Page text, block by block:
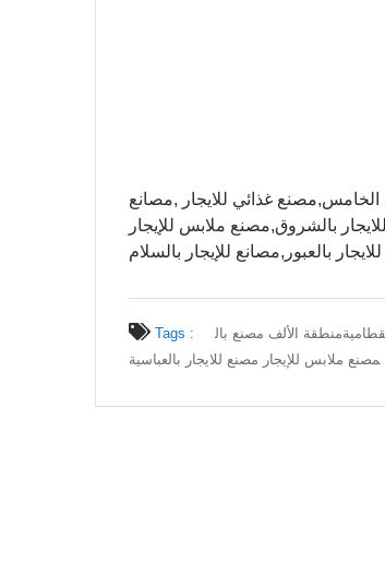
الخامس,مصنع غذائي للايجار ,مصانع
للايجار بالشروق,مصنع ملابس للإيجار
بالعبور,مصانع للإيجار بالسلام
Tags :
منطقة الألف مصنع بال
مصنع ملابس للإيجار مصنع للايجار بالعباسية